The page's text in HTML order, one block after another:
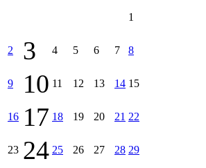
1
2 3 4 5 6 7 8
9 10 11 12 13 14 15
16 17 18 19 20 21 22
23 24 25 26 27 28 29